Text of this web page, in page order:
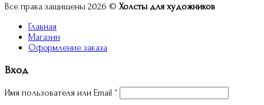
Все права защищены 2026 © Холсты для художников
Главная
Магазин
Оформление заказа
Вход
Имя пользователя или Email *